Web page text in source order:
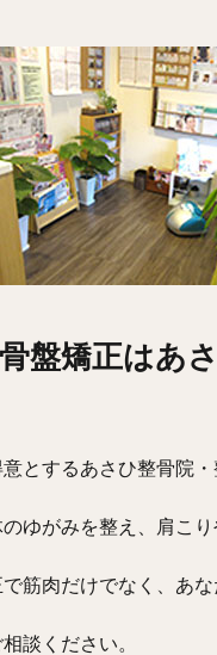
盤矯正はあ
とするあさひ整骨院・
ゆがみを整え、肩こ
筋肉だけでなく、あな
談ください。